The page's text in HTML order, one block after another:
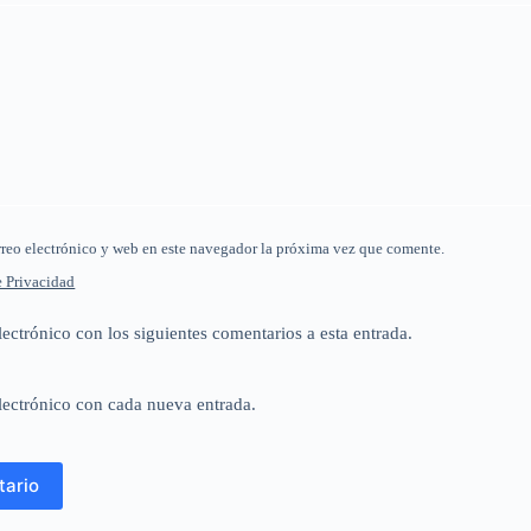
electrónico y web en este navegador la próxima vez que comente.
Privacidad
con los siguientes comentarios a esta entrada.
con cada nueva entrada.